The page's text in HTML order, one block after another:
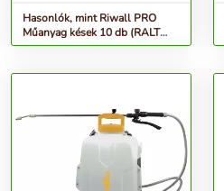
Hasonlók, mint Riwall PRO
Műanyag kések 10 db (RALT
2320 SET fűkaszához)